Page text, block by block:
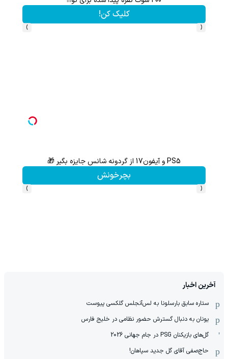
کلیک کن!
‹
›
PS5 و آیفون17 از گردونه شانس جایزه بگیر 🎁
بچرخونش
‹
›
آخرین اخبار
ستاره سابق بارسلونا به لس‌آنجلس گلکسی پیوست
یونان به دنبال گسترش حضور نظامی در خلیج فارس
گل‌های بازیکنان PSG در جام جهانی 2026
حاج‌صفی آقای گل جدید سپاهان!